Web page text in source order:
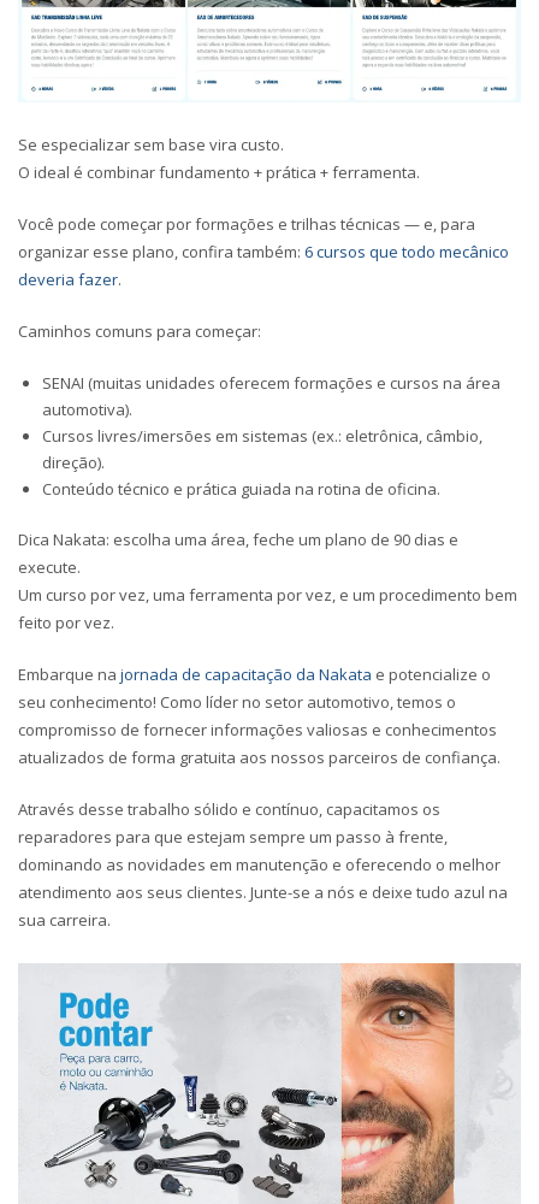
Se especializar sem base vira custo.
O ideal é combinarfundamento + prática + ferramenta.
Você pode começar por formações e trilhas técnicas — e, para
organizar esse plano, confira também: 6 cursos que todo mecânico
deveria fazer.
Caminhos comuns para começar:
SENAI (muitas unidades oferecem formações e cursos na área
automotiva).
Cursos livres/imersões em sistemas (ex.: eletrônica, câmbio,
direção).
Conteúdo técnico e prática guiada na rotina de oficina.
Dica Nakata: escolha uma área, feche um plano de 90 dias e
execute.
Um curso por vez, uma ferramenta por vez, e um procedimento bem
feito por vez.
Embarque na jornada de capacitação da Nakata e potencialize o
seu conhecimento! Como líder no setor automotivo, temos o
compromisso de fornecer informações valiosas e conhecimentos
atualizados de forma gratuita aos nossos parceiros de confiança.
Através desse trabalho sólido e contínuo, capacitamos os
reparadores para que estejam sempre um passo à frente,
dominando as novidades em manutenção e oferecendo o melhor
atendimento aos seus clientes. Junte-se a nós e deixe tudo azul na
sua carreira.